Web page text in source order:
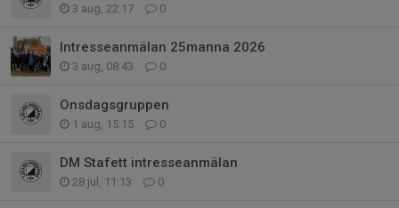
3 aug, 22:17 0
Intresseanmälan 25manna 2026
3 aug, 08:43 0
Onsdagsgruppen
1 aug, 15:15 0
DM Stafett intresseanmälan
28 jul, 11:13 0